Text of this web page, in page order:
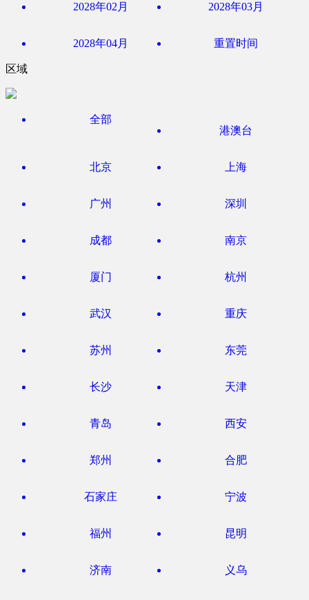
2028年02月 2028年03月
2028年04月 重置时间
区域
全部
港澳台
北京 上海
广州 深圳
成都 南京
厦门 杭州
武汉 重庆
苏州 东莞
长沙 天津
青岛 西安
郑州 合肥
石家庄 宁波
福州 昆明
济南 义乌